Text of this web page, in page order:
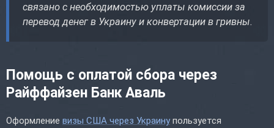
связано с необходимостью уплаты комиссии за
перевод денег в Украину и конвертации в гривны.
Помощь с оплатой сбора через
Райффайзен Банк Аваль
Оформление визы США через Украину пользуется